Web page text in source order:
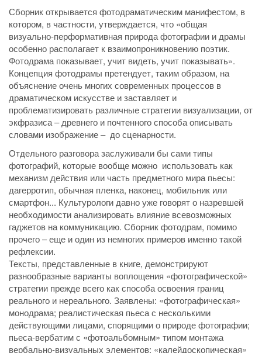
Сборник открывается фотодраматическим манифестом, в
котором, в частности, утверждается, что «общая
визуально-перформативная природа фотографии и драмы
особенно располагает к взаимопроникновению поэтик.
Фотодрама показывает, учит видеть, учит показывать».
Концепция фотодрамы претендует, таким образом, на
объяснение очень многих современных процессов в
драматическом искусстве и заставляет и
проблематизировать различные стратегии визуализации, от
экфразиса – древнего и почтенного способа описывать
словами изображение – до сценарности.
Отдельного разговора заслуживали бы сами типы
фотографий, которые вообще можно использовать как
механизм действия или часть предметного мира пьесы:
дагерротип, обычная пленка, наконец, мобильник или
смартфон... Культурологи давно уже говорят о назревшей
необходимости анализировать влияние всевозможных
гаджетов на коммуникацию. Сборник фотодрам, помимо
прочего – еще и один из немногих примеров именно такой
рефлексии.
Тексты, представленные в книге, демонстрируют
разнообразные варианты воплощения «фотографической»
стратегии прежде всего как способа освоения границ
реального и нереального. Заявлены: «фотографическая»
монодрама; реалистическая пьеса с несколькими
действующими лицами, спорящими о природе фотографии;
пьеса-вербатим с «фотоальбомным» типом монтажа
вербально-визуальных элементов; «калейдоскопическая»